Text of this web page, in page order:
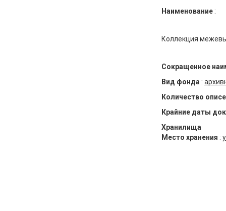
Наименование :
Коллекция
Сокращенное
Вид фонда :
Количество
Крайние даты
Хранилища
Место хранения :